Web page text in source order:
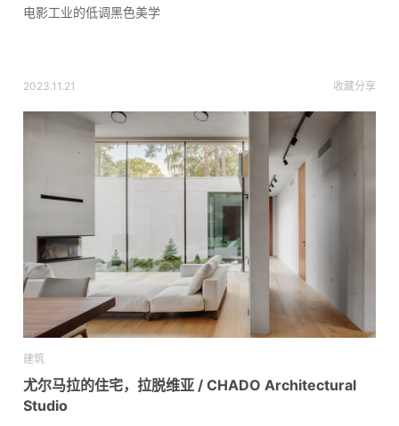
电影工业的低调黑色美学
2023.11.21 收藏分享
建筑
尤尔马拉的住宅，拉脱维亚 / CHADO Architectural
Studio